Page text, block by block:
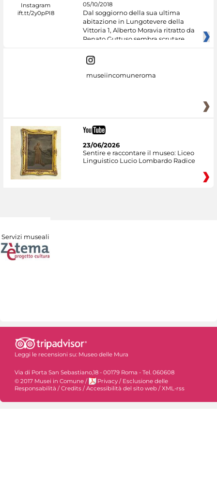
05/10/2018
Dal soggiorno della sua ultima
abitazione in Lungotevere della
Vittoria 1, Alberto Moravia ritratto da
Renato Guttuso sembra scrutare
museiincomuneroma
23/06/2026
Sentire e raccontare il museo: Liceo
Linguistico Lucio Lombardo Radice
Servizi museali
Leggi le recensioni su: Museo delle Mura
Via di Porta San Sebastiano,18 - 00179 Roma - Tel. 060608
© 2017 Musei in Comune / Privacy / Esclusione delle
Responsabilità / Credits / Accessibilità del sito web / XML-rss